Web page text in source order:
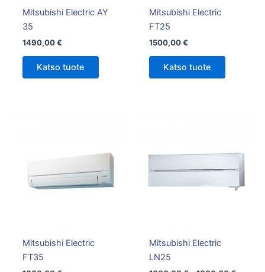
Mitsubishi Electric AY
35
1490,00€
Katso tuote
Mitsubishi Electric
FT25
1500,00€
Katso tuote
Mitsubishi Electric
FT35
Mitsubishi Electric
LN25
Voit